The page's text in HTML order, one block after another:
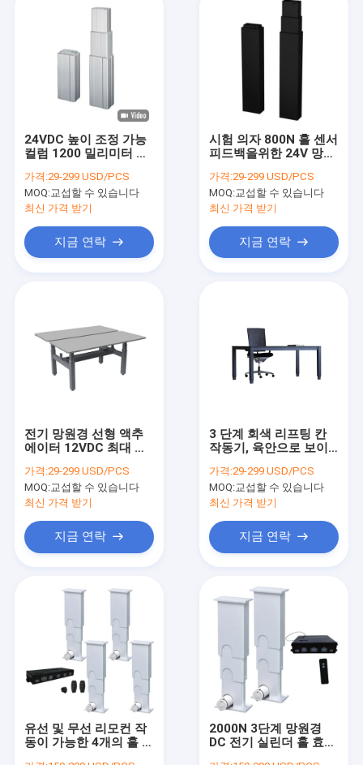
우리에 대하여
공장 여행
뉴스
인용문을 요구하세요
전기적 선형 작동기
아주 튼튼하 선형 작동기
칼럼 작동기를 높이기
관모양 선형 작동기
24VDC 높이 조정 가능
컬럼 1200 밀리미터 선
가격:29-299 USD/PCS
MOQ:교섭할 수 있습니다
최신 가격 받기
지금 연락
시험 의자 800N 홀 센서
피드백을위한 24V 망원
터
가격:29-299 USD/PCS
MOQ:교섭할 수 있습니다
최신 가격 받기
지금 연락
전기 망원경 선형 액추
에이터 12VDC 최대 길
가격:29-299 USD/PCS
MOQ:교섭할 수 있습니다
최신 가격 받기
지금 연락
3 단계 회색 리프팅 칸
작동기, 육안으로 보이
선형 작동기
가격:29-299 USD/PCS
MOQ:교섭할 수 있습니다
최신 가격 받기
지금 연락
유선 및 무선 리모컨 작
동이 가능한 4개의 홀 효
2000N 3단계 망원경
DC 전기 실린더 홀 효과